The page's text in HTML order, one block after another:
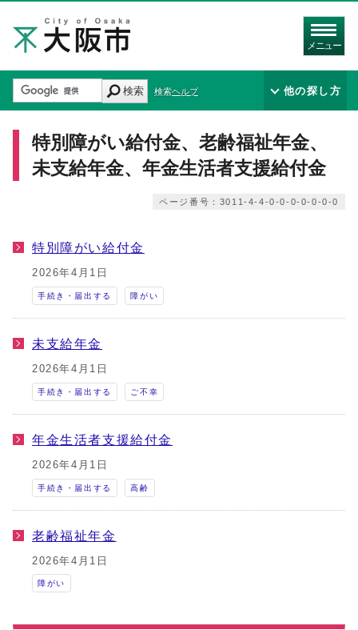
メニュー
検索 検索ヘルプ 他の探し方
特別障がい給付金、老齢福祉年金、
未支給年金、年金生活者支援給付金
ページ番号：3011-4-4-0-0-0-0-0-0-0
特別障がい給付金
2026年4月1日
手続き・届出する 障がい
未支給年金
2026年4月1日
手続き・届出する ご不幸
年金生活者支援給付金
2026年4月1日
手続き・届出する 高齢
老齢福祉年金
2026年4月1日
障がい